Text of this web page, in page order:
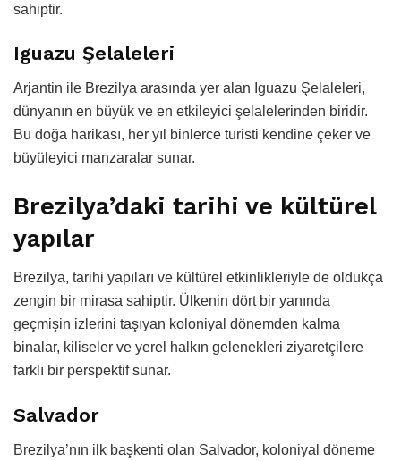
sahiptir.
Iguazu Şelaleleri
Arjantin ile Brezilya arasında yer alan Iguazu Şelaleleri,
dünyanın en büyük ve en etkileyici şelalelerinden biridir.
Bu doğa harikası, her yıl binlerce turisti kendine çeker ve
büyüleyici manzaralar sunar.
Brezilya’daki tarihi ve kültürel
yapılar
Brezilya, tarihi yapıları ve kültürel etkinlikleriyle de oldukça
zengin bir mirasa sahiptir. Ülkenin dört bir yanında
geçmişin izlerini taşıyan koloniyal dönemden kalma
binalar, kiliseler ve yerel halkın gelenekleri ziyaretçilere
farklı bir perspektif sunar.
Salvador
Brezilya’nın ilk başkenti olan Salvador, koloniyal döneme